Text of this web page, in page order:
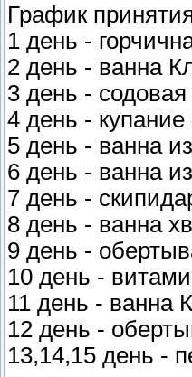
График
1 день -
2 день - ванна
3 день - содовая
4 день -
5 день - ванна
6 день - ванна
7 день -
8 день - ванна
9 день -
10 день -
11 день - ванна
12 день -
13,14,15 день -